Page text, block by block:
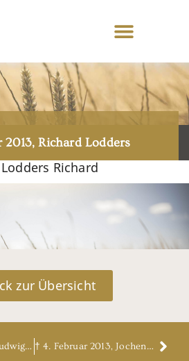
2013, Richard Lodders
zur Übersicht
† 31. Januar 2013, Ludwig Kröger † 4. Februar 2013, Jochen Freyer